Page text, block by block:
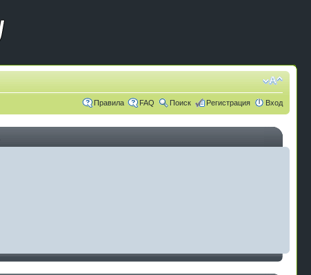
Правила FAQ Поиск Регистрация Вход